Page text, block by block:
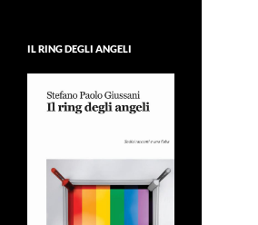
IL RING DEGLI ANGELI